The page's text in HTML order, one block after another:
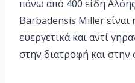
πάνω από 400 είδη
Barbadensis Miller είναι
ευεργετικά και αντί
στην διατροφή και στην